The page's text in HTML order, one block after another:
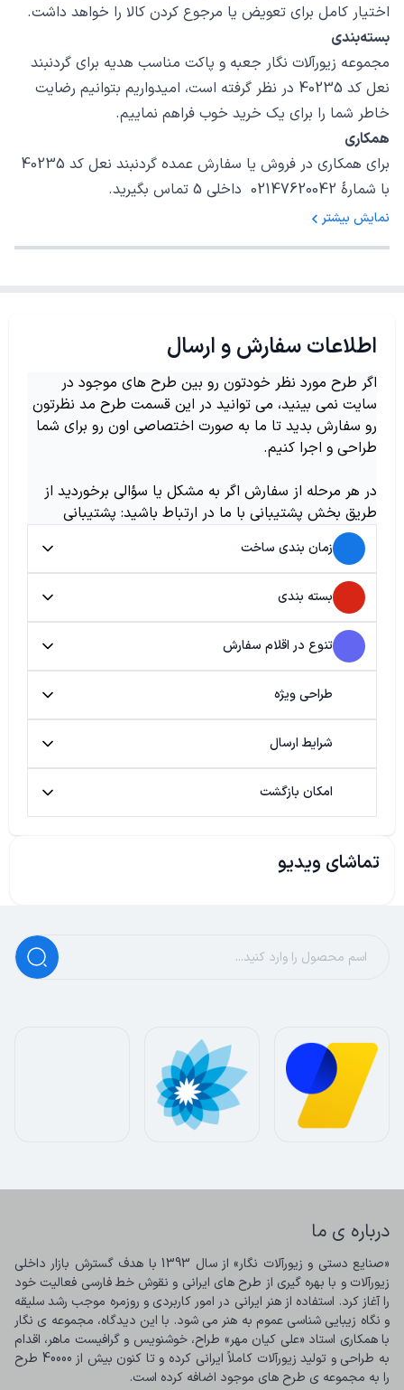
اختیار کامل برای تعویض یا مرجوع کردن کالا را خواهد داشت.
بسته‌بندی
مجموعه زیورآلات نگار جعبه و پاکت مناسب هدیه برای گردنبند
نعل کد 40235 در نظر گرفته است، امیدواریم بتوانیم رضایت
خاطر شما را برای یک خرید خوب فراهم نماییم.
همکاری
برای همکاری در فروش یا سفارش عمده گردنبند نعل کد 40235
با شمارهٔ 02147620042 داخلی 5 تماس بگیرید.
نمایش بیشتر
اطلاعات سفارش و ارسال
اگر طرح مورد نظر خودتون رو بین طرح های موجود در
سایت نمی بینید، می توانید در این قسمت طرح مد نظرتون
رو سفارش بدید تا ما به صورت اختصاصی اون رو برای شما
طراحی و اجرا کنیم.
در هر مرحله از سفارش اگر به مشکل یا سؤالی برخوردید از
طریق بخش پشتیبانی با ما در ارتباط باشید: پشتیبانی
زمان بندی ساخت
بسته بندی
تنوع در اقلام سفارش
طراحی ویژه
شرایط ارسال
امکان بازگشت
تماشای ویدیو
درباره ی ما
را به مجموعه ی طرح های موجود اضافه کرده است.